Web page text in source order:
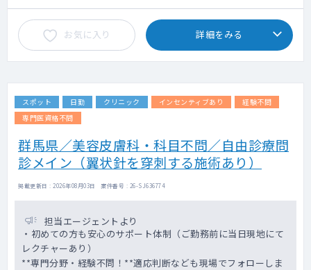
お気に入り 詳細をみる
スポット 日勤 クリニック インセンティブあり
経験不問
専門医資格不問
群馬県／美容皮膚科・科目不問／自由診療問
診メイン（翼状針を穿刺する施術あり）
掲載更新日 : 2026年08月03日 案件番号 : 26-SJ636774
担当エージェントより
・初めての方も安心のサポート体制（ご勤務前に当日現地にて
レクチャーあり）
**専門分野・経験不問！**適応判断なども現場でフォローしま